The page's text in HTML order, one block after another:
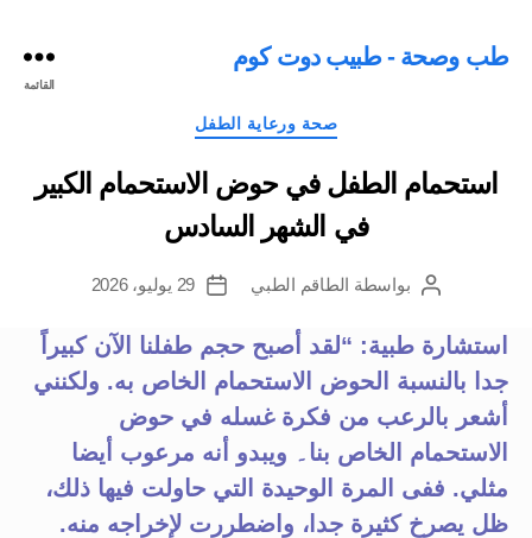
طب وصحة - طبيب دوت كوم
القائمة
التصنيفات
صحة ورعاية الطفل
استحمام الطفل في حوض الاستحمام الكبير
في الشهر السادس
كاتببواسطة الطاقم الطبي
تاريخ
29 يوليو، 2026
استشارة طبية: “لقد أصبح حجم طفلنا الآن كبيراً
جدا بالنسبة الحوض الاستحمام الخاص به. ولكنني
أشعر بالرعب من فكرة غسله في حوض
الاستحمام الخاص بنا۔ ويبدو أنه مرعوب أيضا
مثلي. ففى المرة الوحيدة التي حاولت فيها ذلك،
ظل يصرخ كثيرة جدا، واضطررت لإخراجه منه.